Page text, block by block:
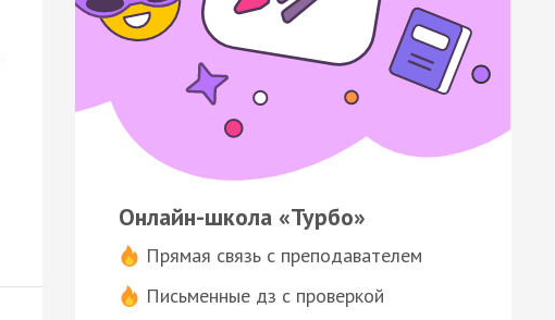
Онлайн-школа «Турбо»
Прямая связь с преподавателем
Письменные дз с проверкой